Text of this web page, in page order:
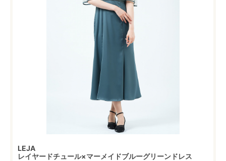
LEJA
レイヤードチュール×マーメイドブルーグリーンドレス